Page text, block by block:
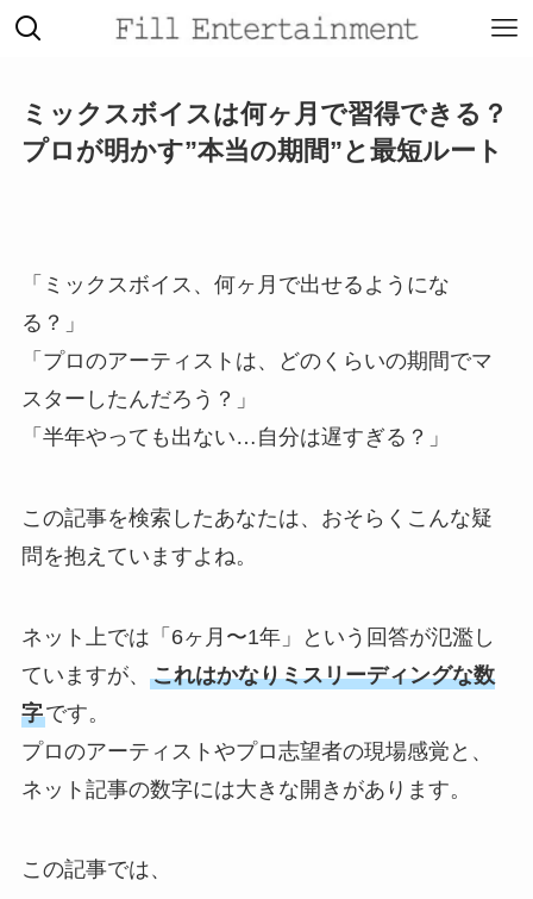
ミックスボイスは何ヶ月で習得できる？
プロが明かす”本当の期間”と最短ルート
「ミックスボイス、何ヶ月で出せるようにな
る？」
「プロのアーティストは、どのくらいの期間でマ
スターしたんだろう？」
「半年やっても出ない…自分は遅すぎる？」
この記事を検索したあなたは、おそらくこんな疑
問を抱えていますよね。
ネット上では「6ヶ月〜1年」という回答が氾濫し
ていますが、 これはかなりミスリーディングな数
字です。
プロのアーティストやプロ志望者の現場感覚と、
ネット記事の数字には大きな開きがあります。
この記事では、